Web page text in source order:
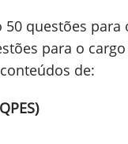
50 questões para
para o
de: